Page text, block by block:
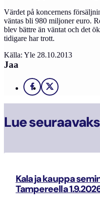
Värdet på koncernens
väntas bli 980 miljoner euro.
blev bättre än väntat och det
tidigare har trott.
Källa: Yle 28.10.2013
Jaa
Facebook
X
Lue
Kala ja kauppa
Tampereella